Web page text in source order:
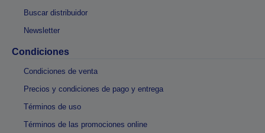
Buscar distribuidor
Newsletter
Condiciones
Condiciones de venta
Precios y condiciones de pago y entrega
Términos de uso
Términos de las promociones online